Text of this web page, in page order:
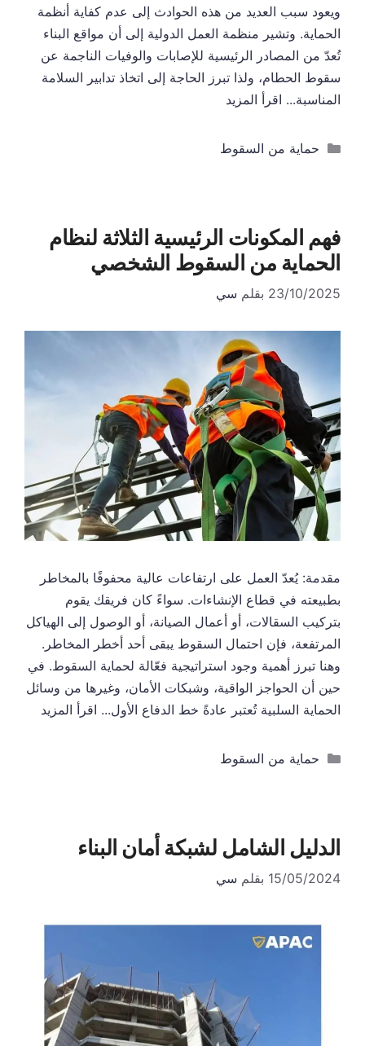
ويعود سبب العديد من هذه الحوادث إلى عدم كفاية أنظمة
الحماية. وتشير منظمة العمل الدولية إلى أن مواقع البناء
تُعدّ من المصادر الرئيسية للإصابات والوفيات الناجمة عن
سقوط الحطام، ولذا تبرز الحاجة إلى اتخاذ تدابير السلامة
المناسبة... اقرأ المزيد
التصنيفات
حماية من السقوط
فهم المكونات الرئيسية الثلاثة لنظام
الحماية من السقوط الشخصي
23/10/2025 بقلم سي
مقدمة: يُعدّ العمل على ارتفاعات عالية محفوفًا بالمخاطر
بطبيعته في قطاع الإنشاءات. سواءً كان فريقك يقوم
بتركيب السقالات، أو أعمال الصيانة، أو الوصول إلى الهياكل
المرتفعة، فإن احتمال السقوط يبقى أحد أخطر المخاطر.
وهنا تبرز أهمية وجود استراتيجية فعّالة لحماية السقوط. في
حين أن الحواجز الواقية، وشبكات الأمان، وغيرها من وسائل
الحماية السلبية تُعتبر عادةً خط الدفاع الأول... اقرأ المزيد
التصنيفات
حماية من السقوط
الدليل الشامل لشبكة أمان البناء
15/05/2024 بقلم سي